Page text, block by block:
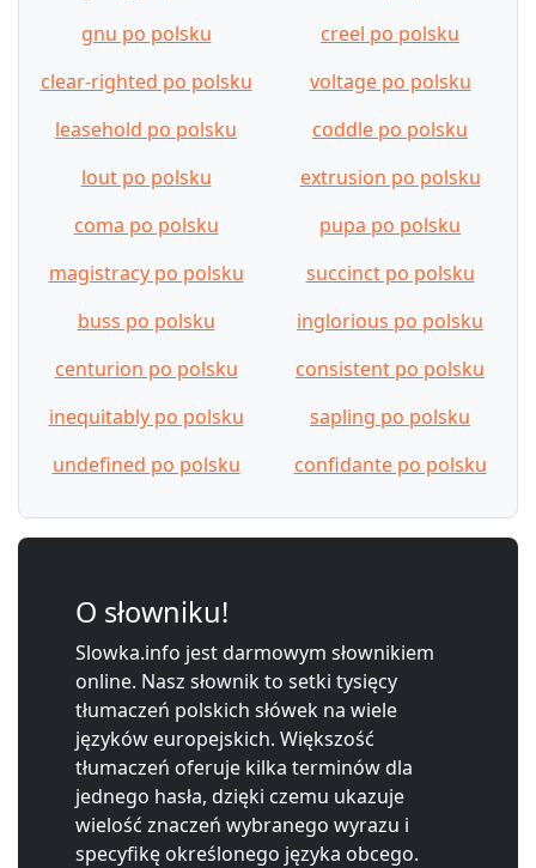
gnu po polsku
creel po polsku
clear-righted po polsku
voltage po polsku
leasehold po polsku
coddle po polsku
lout po polsku
extrusion po polsku
coma po polsku
pupa po polsku
magistracy po polsku
succinct po polsku
buss po polsku
inglorious po polsku
centurion po polsku
consistent po polsku
inequitably po polsku
sapling po polsku
undefined po polsku
confidante po polsku
O słowniku!
Slowka.info jest darmowym słownikiem
online. Nasz słownik to setki tysięcy
tłumaczeń polskich słówek na wiele
języków europejskich. Większość
tłumaczeń oferuje kilka terminów dla
jednego hasła, dzięki czemu ukazuje
wielość znaczeń wybranego wyrazu i
specyfikę określonego języka obcego.